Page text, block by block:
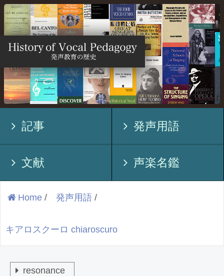
記事 発声用語
文献 声楽名鑑
Home / 発声用語 /
キアロスクーロ chiaroscuro
resonance